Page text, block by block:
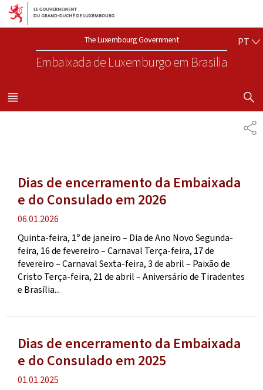
Aller au menu principal
Aller au contenu
The Luxembourg Government
Embaixada de Luxemburgoem Brasilia
PT
MENU
PRINCIPAL
Dias de encerramento da Embaixada
e do Consulado em 2026
Publication
date
06.01.2026
Quinta-feira, 1º de janeiro – Dia de Ano Novo Segunda-
feira, 16 de fevereiro – Carnaval Terça-feira, 17 de
fevereiro – Carnaval Sexta-feira, 3 de abril – Paixão de
Cristo Terça-feira, 21 de abril – Aniversário de Tiradentes
e Brasília...
Dias de encerramento da Embaixada
e do Consulado em 2025
Publication
01.01.2025